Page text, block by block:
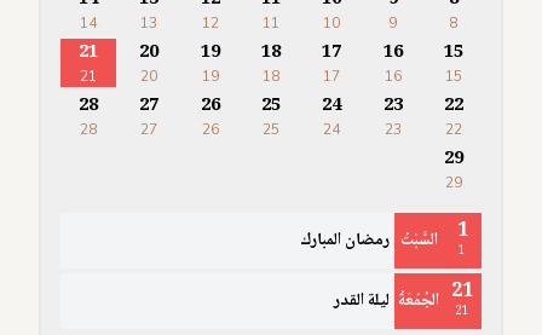
8
9
10
11
12
13
14
15
15
16
16
17
17
18
18
19
19
20
20
21
21
22
22
23
23
24
24
25
25
26
26
27
27
28
28
29
29
1
1 السَّبْتُ رمضان المبارك
21
21 الجُمُعَةُ ليلة القدر